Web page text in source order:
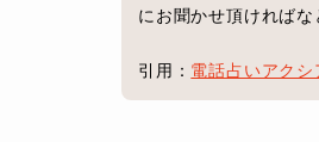
にお聞かせ頂ければな
引用： 電話占いアクシ